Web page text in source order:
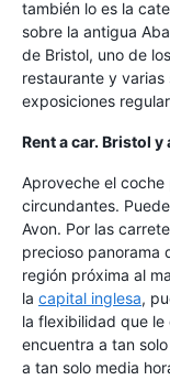
también lo es la
sobre la antigua
de Bristol, uno de
restaurante y
exposiciones
Rent a car. Bristol
Aproveche el coche
circundantes.
Avon. Por las
precioso panorama
región próxima al
la capital inglesa,
la flexibilidad que le
encuentra a tan
a tan solo media